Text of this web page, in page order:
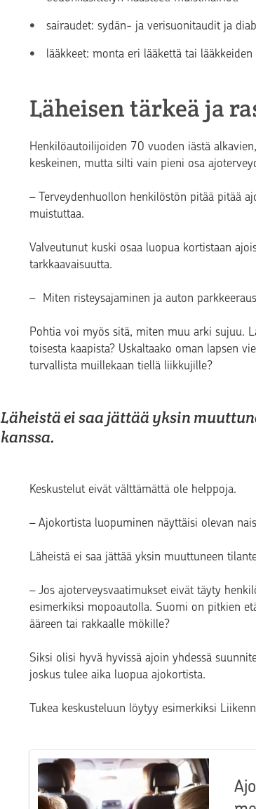
sairaudet: sydän- ja verisuonitaudit ja
lääkkeet: monta eri lääkettä tai
Läheisen tärkeä ja
Henkilöautoilijoiden 70 vuoden iästä
keskeinen, mutta silti vain pieni osa
– Terveydenhuollon henkilöstön pitää pitää
muistuttaa.
Valveutunut kuski osaa luopua kortistaan
tarkkaavaisuutta.
– Miten risteysajaminen ja auton
Pohtia voi myös sitä, miten muu arki sujuu.
toisesta kaapista? Uskaltaako oman lapsen
turvallista muillekaan tiellä liikkujille?
Läheistä ei saa jättää yksin
kanssa.
Keskustelut eivät välttämättä ole helppoja.
– Ajokortista luopuminen näyttäisi olevan
Läheistä ei saa jättää yksin muuttuneen
– Jos ajoterveysvaatimukset eivät täyty
esimerkiksi mopoautolla. Suomi on pitkien
ääreen tai rakkaalle mökille?
Siksi olisi hyvä hyvissä ajoin yhdessä
joskus tulee aika luopua ajokortista.
Tukea keskusteluun löytyy esimerkiksi